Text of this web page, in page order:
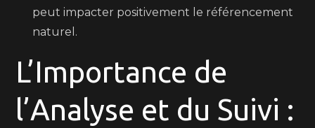
peut impacter positivement le référencement
naturel.
L’Importance de
l’Analyse et du Suivi :